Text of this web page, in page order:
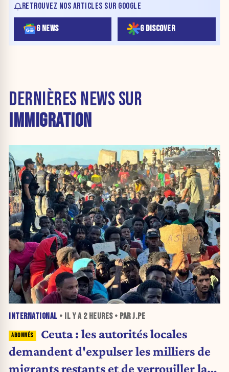
RETROUVEZ NOS ARTICLES SUR GOOGLE
G NEWS G DISCOVER
DERNIÈRES NEWS SUR
IMMIGRATION
INTERNATIONAL • IL Y A 2 HEURES• PAR J.PE
Ceuta : les autorités locales
demandent d'expulser les milliers de
migrants restants et de verrouiller la